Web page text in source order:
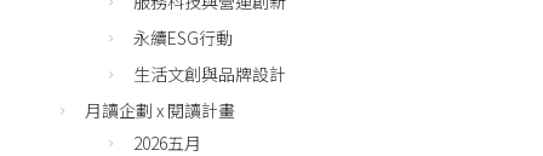
永續ESG行動
生活文創與品牌設計
月讀企劃 x 閱讀計畫
2026五月